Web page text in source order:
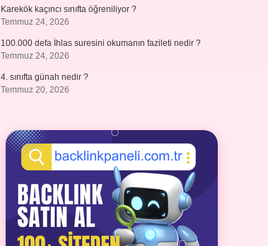
Karekök kaçıncı sınıfta öğreniliyor ?
Temmuz 24, 2026
100.000 defa İhlas suresini okumanın fazileti nedir ?
Temmuz 24, 2026
4. sınıfta günah nedir ?
Temmuz 20, 2026